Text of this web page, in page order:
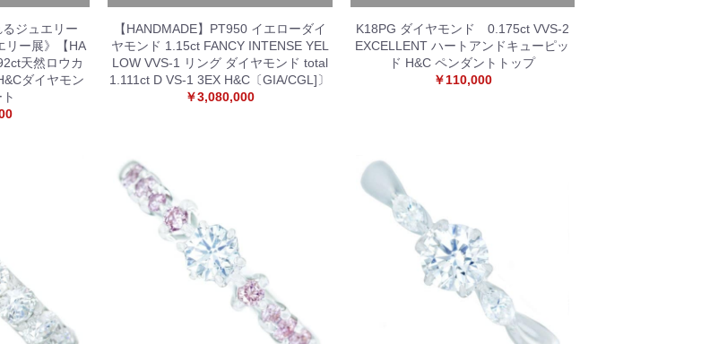
るジュエリー
ー展》【HA
天然ロウカ
ダイヤモン
【HANDMADE】PT950 イエローダイ
ヤモンド 1.15ct FANCY INTENSE YEL
LOW VVS-1 リング ダイヤモンド total
1.111ct D VS-1 3EX H&C〔GIA/CGL]〕
￥3,080,000
K18PG ダイヤモンド 0.175ct VVS-2
EXCELLENT ハートアンドキューピッ
ド H&C ペンダントトップ
￥110,000